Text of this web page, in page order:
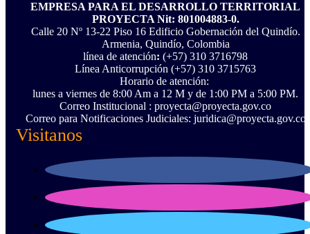
EMPRESA PARA EL DESARROLLO TERRITORIAL
PROYECTA Nit: 801004883-0.
Calle 20 Nº 13-22 Piso 16 Edificio Gobernación del Quindío.
Armenia, Quindío, Colombia
línea de atención: (+57) 310 3716798
Línea Anticorrupción ‪(+57) 310 3715763‬
Horario de atención:
lunes a viernes de 8:00 Am a 12 M y de 1:00 PM a 5:00 PM.
Correo Institucional : proyecta@proyecta.gov.co
Correo para Notificaciones Judiciales: juridica@proyecta.gov.co
Visitanos